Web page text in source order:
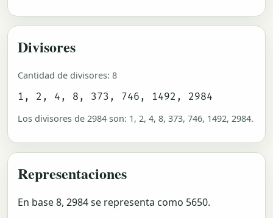
Divisores
Cantidad de divisores: 8
1, 2, 4, 8, 373, 746, 1492, 2984
Los divisores de 2984 son: 1, 2, 4, 8, 373, 746, 1492, 2984.
Representaciones
En base 8, 2984 se representa como 5650.